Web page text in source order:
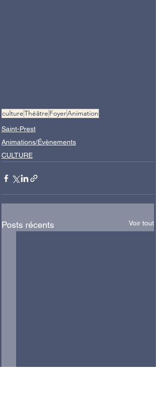
cultureThéâtre FoyerAnimation
Saint-Prest
Animations/Évènements
CULTURE
Posts récents Voir tout